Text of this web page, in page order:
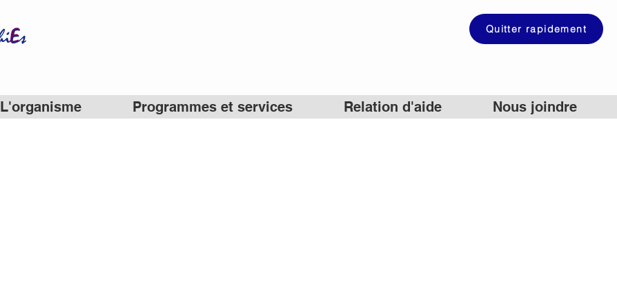
Quitter rapidement
L'organisme Programmes et services Relation d'aide Nous joindre